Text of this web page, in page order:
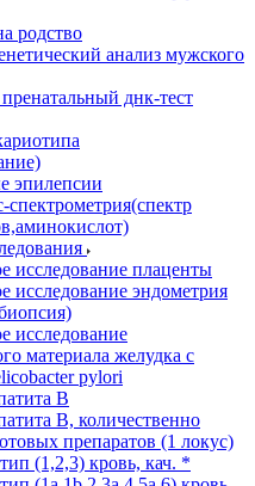
родство
анализ мужского
днк-тест
эпилепсии
спектрометрия(спектр
исследование плаценты
исследование эндометрия
исследование
материала желудка с
pylori
B
B, количественно
препаратов (1 локус)
(1,2,3) кровь, кач. *